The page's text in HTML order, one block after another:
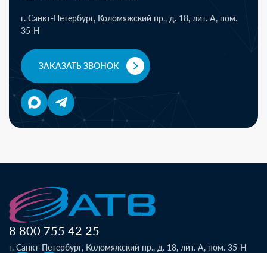
г. Санкт-Петербург, Коломяжский пр., д. 18, лит. А, пом.
35-Н
ЗАКАЗАТЬ ЗВОНОК
8 800 755 42 25
г. Санкт-Петербург, Коломяжский пр., д. 18, лит. А, пом. 35-Н